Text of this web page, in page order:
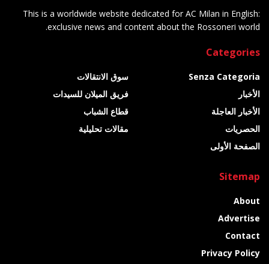
This is a worldwide website dedicated for AC Milan in English:
exclusive news and content about the Rossoneri world.
Categories
Senza Categoria
الأخبار
الأخبار العاجلة
الحصريات
الصفحة الأولى
سوق الانتقالات
فريق الميلان للسيدات
قطاع الشباب
مقالات تحليلية
Sitemap
About
Advertise
Contact
Privacy Policy